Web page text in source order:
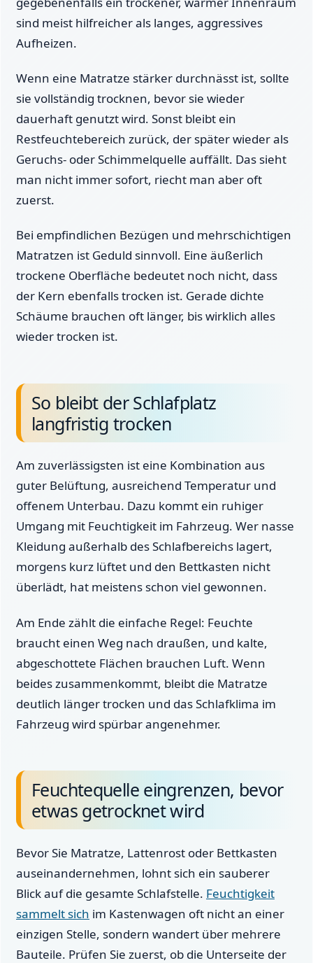
sind meist hilfreicher als langes, aggressives
Aufheizen.
Wenn eine Matratze stärker durchnässt ist, sollte
sie vollständig trocknen, bevor sie wieder
dauerhaft genutzt wird. Sonst bleibt ein
Restfeuchtebereich zurück, der später wieder als
Geruchs- oder Schimmelquelle auffällt. Das sieht
man nicht immer sofort, riecht man aber oft
zuerst.
Bei empfindlichen Bezügen und mehrschichtigen
Matratzen ist Geduld sinnvoll. Eine äußerlich
trockene Oberfläche bedeutet noch nicht, dass
der Kern ebenfalls trocken ist. Gerade dichte
Schäume brauchen oft länger, bis wirklich alles
wieder trocken ist.
So bleibt der Schlafplatz
langfristig trocken
Am zuverlässigsten ist eine Kombination aus
guter Belüftung, ausreichend Temperatur und
offenem Unterbau. Dazu kommt ein ruhiger
Umgang mit Feuchtigkeit im Fahrzeug. Wer nasse
Kleidung außerhalb des Schlafbereichs lagert,
morgens kurz lüftet und den Bettkasten nicht
überlädt, hat meistens schon viel gewonnen.
Am Ende zählt die einfache Regel: Feuchte
braucht einen Weg nach draußen, und kalte,
abgeschottete Flächen brauchen Luft. Wenn
beides zusammenkommt, bleibt die Matratze
deutlich länger trocken und das Schlafklima im
Fahrzeug wird spürbar angenehmer.
Feuchtequelle eingrenzen, bevor
etwas getrocknet wird
Bevor Sie Matratze, Lattenrost oder Bettkasten
auseinandernehmen, lohnt sich ein sauberer
Blick auf die gesamte Schlafstelle. Feuchtigkeit
sammelt sich im Kastenwagen oft nicht an einer
einzigen Stelle, sondern wandert über mehrere
Bauteile. Prüfen Sie zuerst, ob die Unterseite der